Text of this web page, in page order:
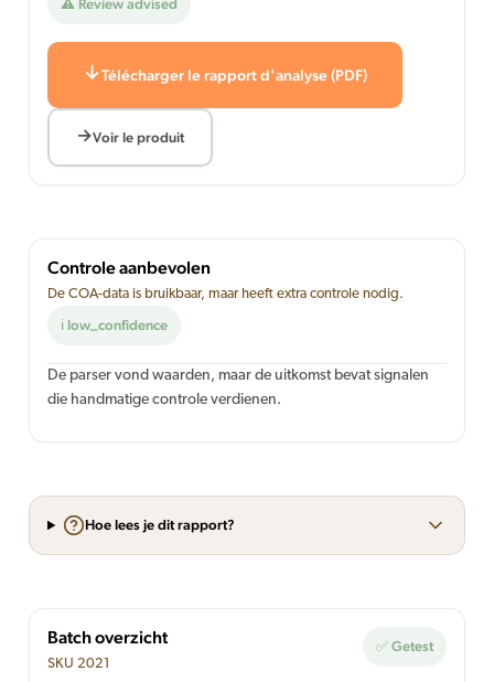
⚠ Review advised
Télécharger le rapport d'analyse (PDF)
Voir le produit
Controle aanbevolen
De COA-data is bruikbaar, maar heeft extra controle nodig.
ℹ low_confidence
De parser vond waarden, maar de uitkomst bevat signalen
die handmatige controle verdienen.
Hoe lees je dit rapport?
Batch overzicht
SKU 2021
✅ Getest